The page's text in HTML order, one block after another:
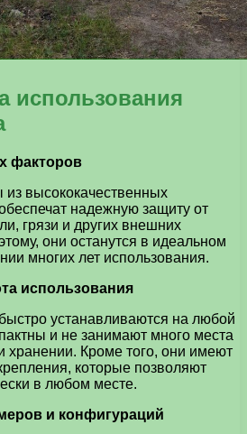
использования
факторов
высококачественных
надежную защиту от
грязи и других внешних
они останутся в идеальном
многих лет использования.
использования
устанавливаются на любой
и не занимают много места
хранении. Кроме того, они имеют
которые позволяют
в любом месте.
и конфигураций